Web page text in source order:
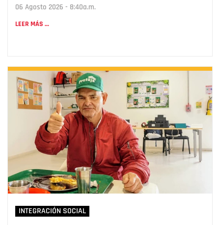
06 Agosto 2026 - 8:40a.m.
LEER MÁS ...
INTEGRACIÓN SOCIAL